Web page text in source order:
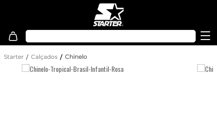
Starter Calçados Chinelo